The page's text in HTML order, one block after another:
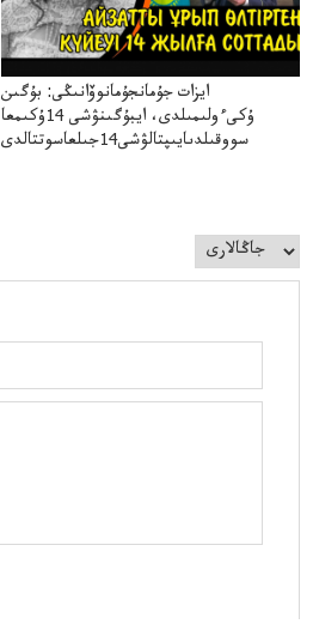
ايزات جۇمانجۇمانوۆانىڭى: بۇگىن
ۇكىءولىمىلدى، ايبۇگىنۋشى 14ۇكىمعا
سووقىلدىايىپتالۋشى14جىلعاسوتتالدى